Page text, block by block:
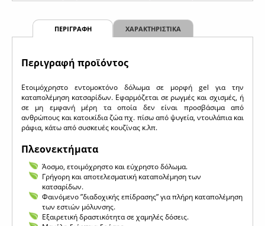
ΠΕΡΙΓΡΑΦΗ ΧΑΡΑΚΤΗΡΙΣΤΙΚΑ
Περιγραφή προϊόντος
Ετοιμόχρηστο εντομοκτόνο δόλωμα σε μορφή gel για την
καταπολέμηση κατσαρίδων. Εφαρμόζεται σε ρωγμές και σχισμές, ή
σε μη εμφανή μέρη τα οποία δεν είναι προσβάσιμα από
ανθρώπους και κατοικίδια ζώα πχ. πίσω από ψυγεία, ντουλάπια και
ράφια, κάτω από συσκευές κουζίνας κ.λπ.
Πλεονεκτήματα
Άοσμο, ετοιμόχρηστο και εύχρηστο δόλωμα.
Γρήγορη και αποτελεσματική καταπολέμηση των
κατσαρίδων.
Φαινόμενο ”διαδοχικής επίδρασης” για πλήρη καταπολέμηση
των εστιών μόλυνσης.
Εξαιρετική δραστικότητα σε χαμηλές δόσεις.